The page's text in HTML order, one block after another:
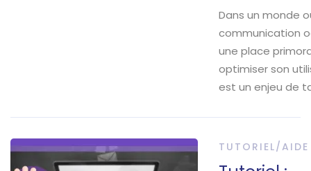
Dans un monde
communication
une place
optimiser son
est un enjeu de
TUTORIEL/AIDE